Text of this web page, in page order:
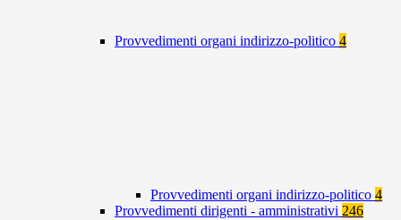
Provvedimenti organi indirizzo-politico 4
Provvedimenti organi indirizzo-politico 4
Provvedimenti dirigenti - amministrativi 246